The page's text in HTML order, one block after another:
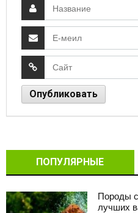
ПОПУЛЯРНЫЕ
Породы
лучших